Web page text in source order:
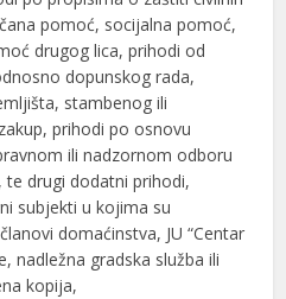
pomoć, socijalna pomoć,
drugog lica, prihodi od
dopunskog rada,
stambenog ili
prihodi po osnovu
ili nadzornom odboru
te drugi dodatni prihodi,
subjekti u kojima su
domaćinstva, JU “Centar
nadležna gradska služba ili
kopija,